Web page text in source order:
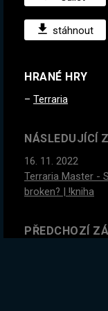
stáhnout
HRANÉ HRY
Terraria
NÁSLEDUJÍCÍ
16. 11. 2022
Terraria Master -
broken? | !kniha
PŘEDCHOZÍ